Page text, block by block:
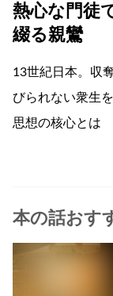
熱心な門徒
綴る親鸞
13世紀日本。収
びられない衆生
思想の核心とは
本の話おす